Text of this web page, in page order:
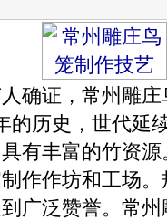
证，常州雕庄
的历史，世代延
有丰富的竹资
作作坊和工场
广泛赞誉。常